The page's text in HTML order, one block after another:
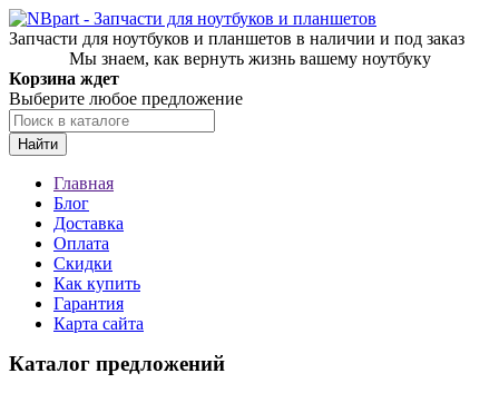
Запчасти для ноутбуков и планшетов в наличии и под заказ
Мы знаем, как вернуть жизнь вашему ноутбуку
Корзина ждет
Выберите любое предложение
Найти
Главная
Блог
Доставка
Оплата
Скидки
Как купить
Гарантия
Карта сайта
Каталог предложений